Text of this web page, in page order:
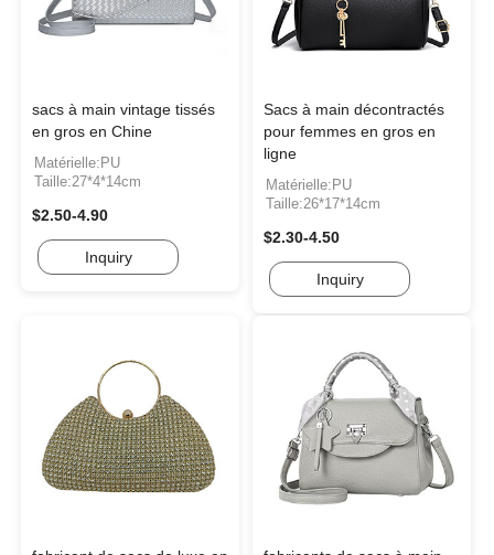
sacs à main vintage tissés
en gros en Chine
Matérielle:PU
Taille:27*4*14cm
$2.50-4.90
Inquiry
Sacs à main décontractés
pour femmes en gros en
ligne
Matérielle:PU
Taille:26*17*14cm
$2.30-4.50
Inquiry